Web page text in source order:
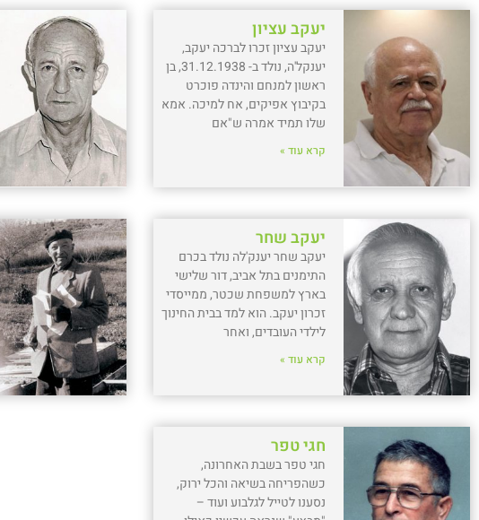
יעקב עציון
יעקב עציון זכרו לברכה יעקב,
יענקל'ה, נולד ב- 31.12.1938, בן
ראשון למנחם והינדה פוכרט
בקיבוץ אפיקים, אח למיכה. אמא
שלו תמיד אמרה ש"אם
קרא עוד »
יעקב שחר
יעקב שחר יענק'לה נולד בכרם
התימנים בתל אביב, דור שלישי
בארץ למשפחת שכטר, ממייסדי
זכרון יעקב. הוא למד בבית החינוך
לילדי העובדים, ואחר
קרא עוד »
חגי טפר
חגי טפר בשבת האחרונה,
כשהפריחה בשיאה והכל ירוק,
נסענו לטייל לגלבוע ועוד –